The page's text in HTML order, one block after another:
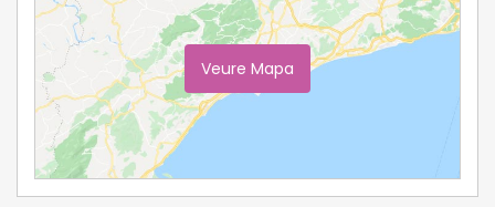
Veure Mapa